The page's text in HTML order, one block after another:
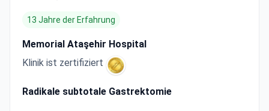
13 Jahre der Erfahrung
Memorial Ataşehir Hospital
Klinik ist zertifiziert
Radikale subtotale Gastrektomie